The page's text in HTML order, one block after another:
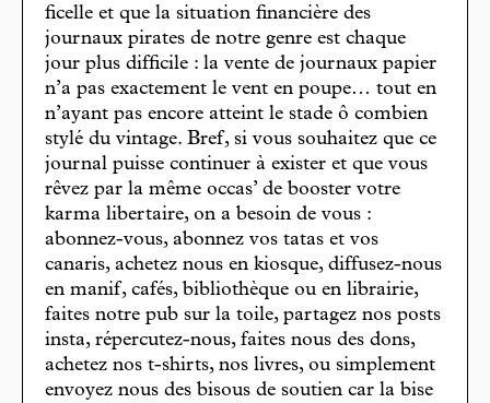
ficelle et que la situation financière des
journaux pirates de notre genre est chaque
jour plus difficile : la vente de journaux papier
n’a pas exactement le vent en poupe… tout en
n’ayant pas encore atteint le stade ô combien
stylé du vintage. Bref, si vous souhaitez que ce
journal puisse continuer à exister et que vous
rêvez par la même occas’ de booster votre
karma libertaire, on a besoin de vous :
abonnez-vous, abonnez vos tatas et vos
canaris, achetez nous en kiosque, diffusez-nous
en manif, cafés, bibliothèque ou en librairie,
faites notre pub sur la toile, partagez nos posts
insta, répercutez-nous, faites nous des dons,
achetez nos t-shirts, nos livres, ou simplement
envoyez nous des bisous de soutien car la bise